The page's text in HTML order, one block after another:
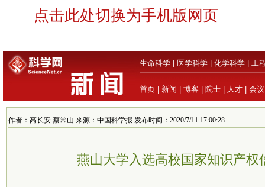
点击此处切换为手机版网页
生命科学 医学科学 化学科学 工
首页 新闻 博客 院士 人才 会议
作者：高长安 蔡常山 来源：中国科学报 发布时间：2020/7/11 17:00:28
燕山大学入选高校国家知识产权